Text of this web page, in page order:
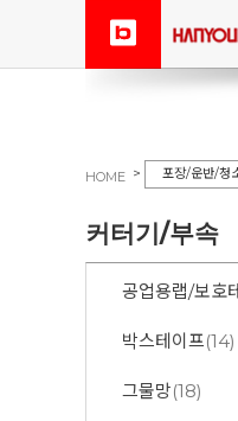
HOME > 포장/운반/청
커터기/부속
공업용랩/보호
박스테이프(14)
그물망(18)